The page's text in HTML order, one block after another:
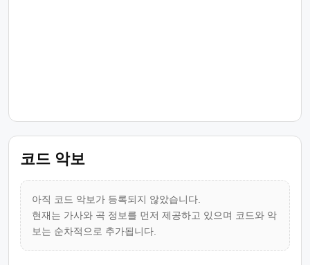
코드 악보
아직 코드 악보가 등록되지 않았습니다.
현재는 가사와 곡 정보를 먼저 제공하고 있으며 코드와 악
보는 순차적으로 추가됩니다.